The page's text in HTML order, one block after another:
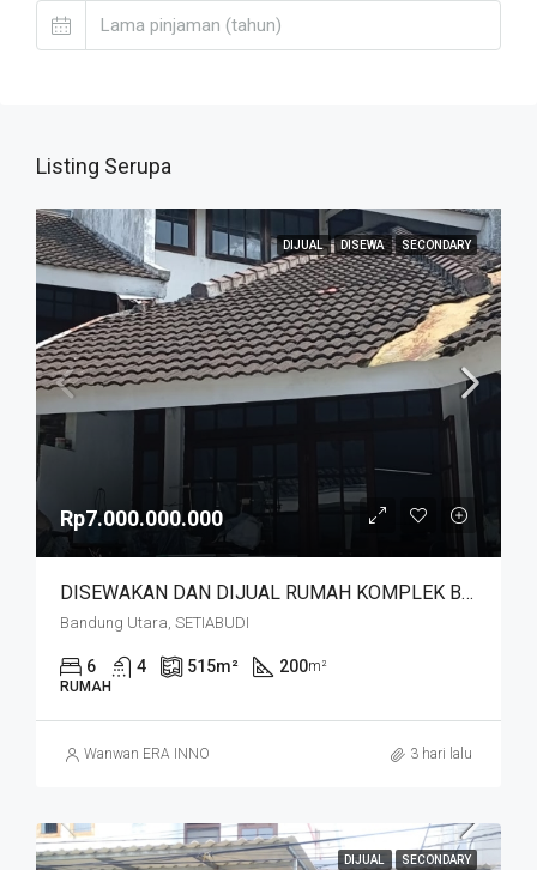
Listing Serupa
DIJUAL DISEWA SECONDARY
Rp7.000.000.000
DISEWAKAN DAN DIJUAL RUMAH KOMPLEK BUDISARI HEGARMANAH SETIABUDI DKT SECAPA AD DAN YOGYA SUPERMARKET BANDUNG KOTA
Bandung Utara, SETIABUDI
6 4 515m² 200m²
RUMAH
Wanwan ERA INNO 3 hari lalu
DIJUAL SECONDARY